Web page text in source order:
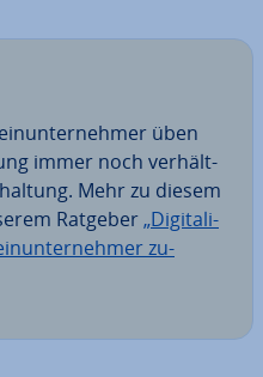
üben
immer noch ver­hält­
Mehr zu diesem
Ratgeber„Di­gi­ta­li­
zu­